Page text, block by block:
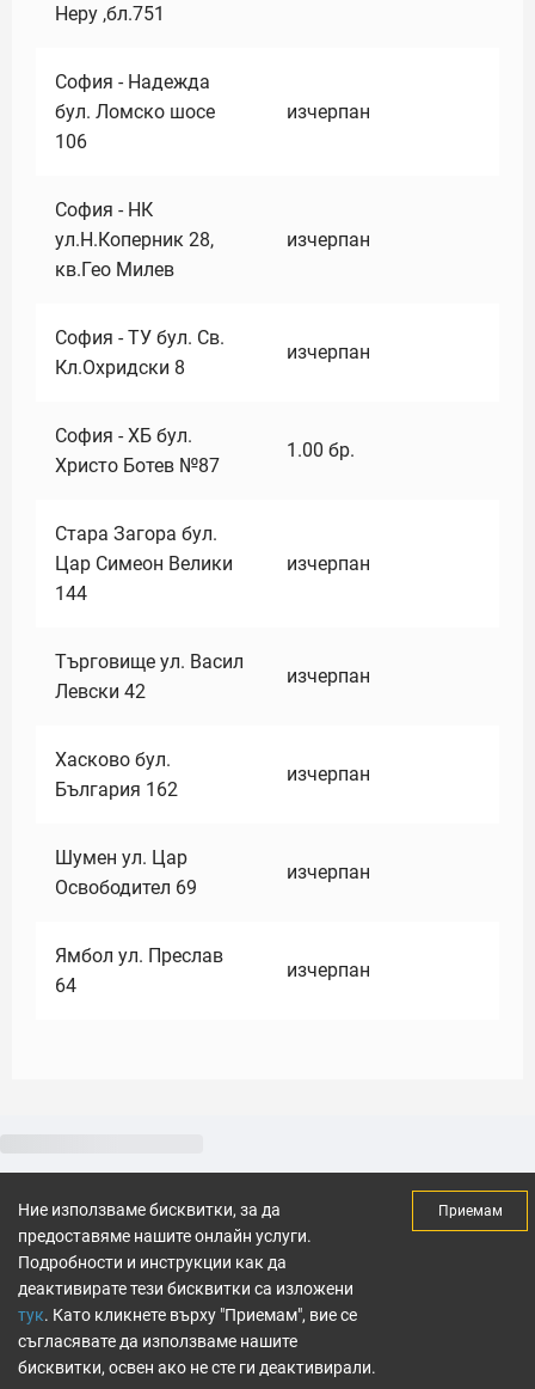
Неру ,бл.751
София - Надежда
бул. Ломско шосе
106
изчерпан
София - НК
ул.Н.Коперник 28,
кв.Гео Милев
изчерпан
София - ТУ бул. Св.
Кл.Охридски 8
изчерпан
София - ХБ бул.
Христо Ботев №87
1.00 бр.
Стара Загора бул.
Цар Симеон Велики
144
изчерпан
Търговище ул. Васил
Левски 42
изчерпан
Хасково бул.
България 162
изчерпан
Шумен ул. Цар
Освободител 69
изчерпан
Ямбол ул. Преслав
64
изчерпан
Ние използваме бисквитки, за да
предоставяме нашите онлайн услуги.
Подробности и инструкции как да
деактивирате тези бисквитки са изложени
тук. Като кликнете върху "Приемам", вие се
съгласявате да използваме нашите
бисквитки, освен ако не сте ги деактивирали.
Приемам